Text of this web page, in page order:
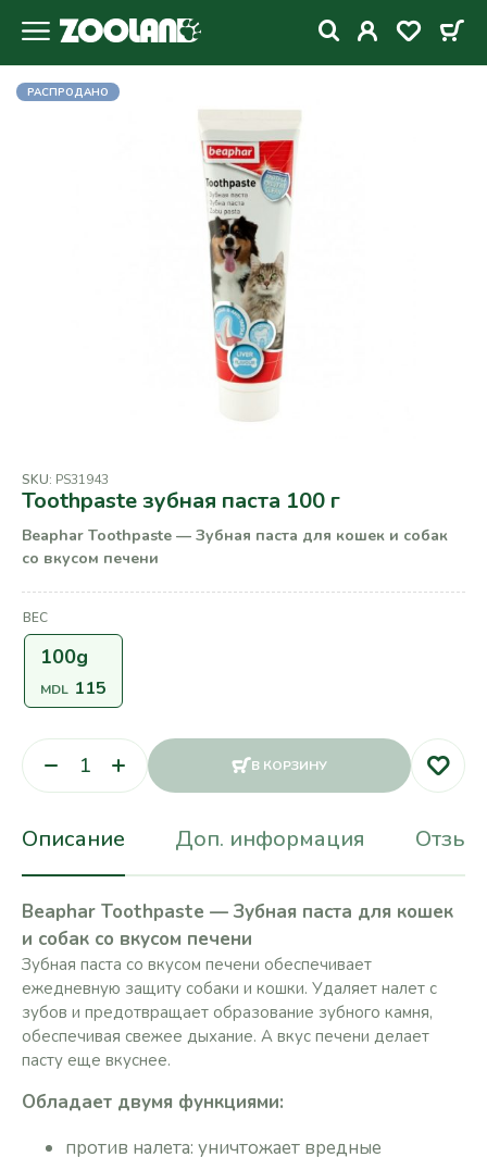
РАСПРОДАНО
SKU: PS31943
Toothpaste зубная паста 100 г
Beaphar Toothpaste — Зубная паста для кошек и собак
со вкусом печени
ВЕС
100g
MDL 115
В КОРЗИНУ
Описание Доп. информация
Beaphar Toothpaste — Зубная паста для кошек
и собак со вкусом печени
Зубная паста со вкусом печени обеспечивает
ежедневную защиту собаки и кошки. Удаляет налет с
зубов и предотвращает образование зубного камня,
обеспечивая свежее дыхание. А вкус печени делает
пасту еще вкуснее.
Обладает двумя функциями:
против налета: уничтожает вредные